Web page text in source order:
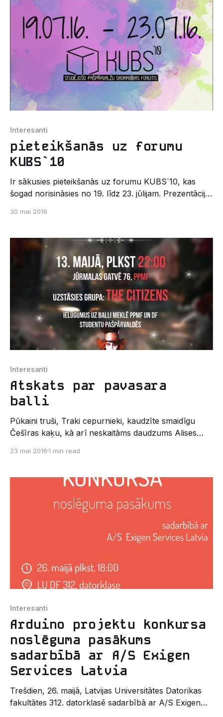
“Putekļsūcējs bez dvēseles”, kas tā arī nesagaidīja
pirmo cīņu uz sacensību ringa
Interesanti
pieteikšanās uz forumu
KUBS`10
Ir sākusies pieteikšanās uz forumu KUBS`10, kas
šogad norisināsies no 19. līdz 23. jūlijam. Prezentācija
30 mai 2016
Interesanti
Atskats par pavasara
balli
Pūkaini truši, Traki cepurnieki, kaudzīte smaidīgu
Češīras kaķu, kā arī neskaitāms daudzums Alises
13.maijā, notikušo Pavasara Balli, kuru kopīgiem
fakultāte un Pedagoģijas, psiholoģijas un mākslas
neatņemamiem pirms sesijas ieskandināšanas
23 mai 20161 min read
Interesanti
Arduino projektu konkursa
noslēguma pasākums
sadarbībā ar A/S Exigen
Services Latvia
Trešdien, 26. maijā, Latvijas Universitātes Datorikas
fakultātes 312. datorklasē sadarbībā ar A/S Exigen